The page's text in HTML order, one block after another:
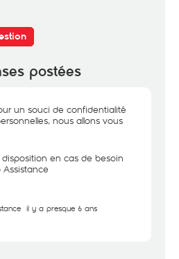
postées
un souci de confidentialité
nous allons vous
en cas de besoin
Assistance
il y a presque 6 ans